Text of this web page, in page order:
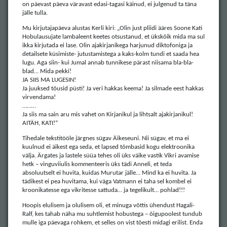
on päevast päeva väravast edasi-tagasi käinud, ei julgenud ta täna
jälle tulla.
Mu kirjutajapäeva alustas Kerli kiri: „Olin just pliidi ääres Soone Kati
Hobulausujate lambaleent keetes otsustanud, et ükskõik mida ma sul
ikka kirjutada ei lase. Olin ajakirjanikega harjunud diktofoniga ja
detailsete küsimiste- jutustamistega a kaks-kolm tundi et saada hea
lugu. Aga siin- kui Jumal annab tunnikese pärast niisama bla-bla-
blad… Mida pekki!
JA SIIS MA LUGESIN!
Ja juuksed tõusid püsti! Ja veri hakkas keema! Ja silmade eest hakkas
virvendama!
Ja siis ma sain aru mis vahet on Kirjanikul ja lihtsalt ajakirjanikul!
AITÄH, KATI!“
Tihedale tekstitööle järgnes sügav Äikeseuni. Nii sügav, et ma ei
kuulnud ei äikest ega seda, et lapsed tõmbasid kogu elektroonika
välja. Ärgates ja lastele süüa tehes oli üks väike vastik Vikri avamise
hetk – vinguviiulis kommenteeris üks tädi Anneli, et teda
absoluutselt ei huvita, kuidas Murutar jälle… Mind ka ei huvita. Ja
tädikest ei pea huvitama, kui väga Vatmann ei taha sel kombel ei
kroonikatesse ega vikritesse sattuda… ja tegelikult… pohlad!!!
Hoopis elulisem ja olulisem oli, et minuga võttis ühendust Hagali-
Ralf, kes tahab näha mu suhtlemist hobustega – õigupoolest tundub
mulle iga päevaga rohkem, et selles on vist tõesti midagi erilist. Enda